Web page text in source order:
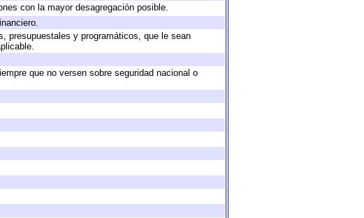
con la mayor desagregación posible.
presupuestales y programáticos, que le sean
que no versen sobre seguridad nacional o